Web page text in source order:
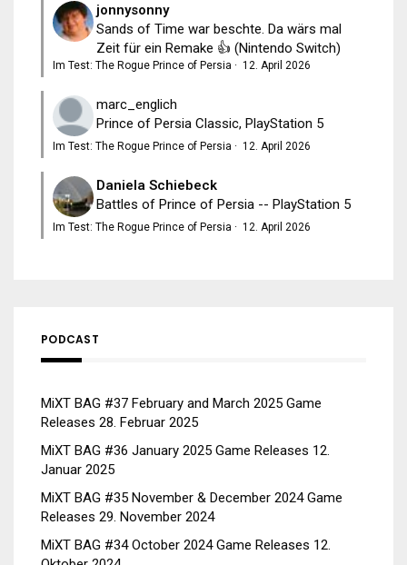
jonnysonny
Sands of Time war beschte. Da wärs mal
Zeit für ein Remake 👍 (Nintendo Switch)
Im Test: The Rogue Prince of Persia · 12. April 2026
marc_englich
Prince of Persia Classic, PlayStation 5
Im Test: The Rogue Prince of Persia · 12. April 2026
Daniela Schiebeck
Battles of Prince of Persia -- PlayStation 5
Im Test: The Rogue Prince of Persia · 12. April 2026
PODCAST
MiXT BAG #37 February and March 2025 Game
Releases 28. Februar 2025
MiXT BAG #36 January 2025 Game Releases 12.
Januar 2025
MiXT BAG #35 November & December 2024 Game
Releases 29. November 2024
MiXT BAG #34 October 2024 Game Releases 12.